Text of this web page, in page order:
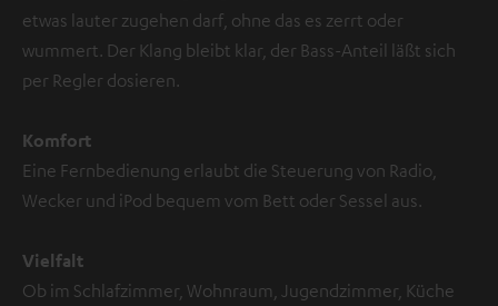
etwas lauter zugehen darf, ohne das es zerrt oder
wummert. Der Klang bleibt klar, der Bass-Anteil läßt sich
per Regler dosieren.
Komfort
Eine Fernbedienung erlaubt die Steuerung von Radio,
Wecker und iPod bequem vom Bett oder Sessel aus.
Vielfalt
Ob im Schlafzimmer, Wohnraum, Jugendzimmer, Küche